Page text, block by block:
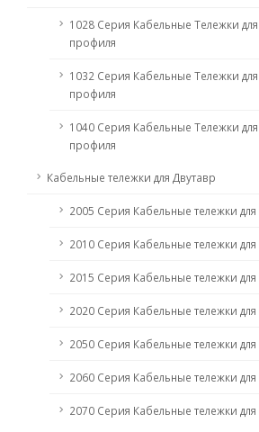
1028 Серия Кабельные Тележки
профиля
1032 Серия Кабельные Тележки
профиля
1040 Серия Кабельные Тележки
профиля
Кабельные тележки для Двутавр
2005 Серия Кабельные тележки для
2010 Серия Кабельные тележки для
2015 Серия Кабельные тележки для
2020 Серия Кабельные тележки для
2050 Серия Кабельные тележки для
2060 Серия Кабельные тележки для
2070 Серия Кабельные тележки для